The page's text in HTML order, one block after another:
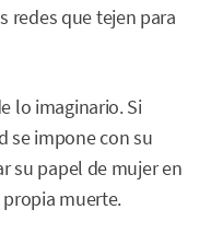
redes que tejen para
lo imaginario. Si
se impone con su
su papel de mujer en
propia muerte.